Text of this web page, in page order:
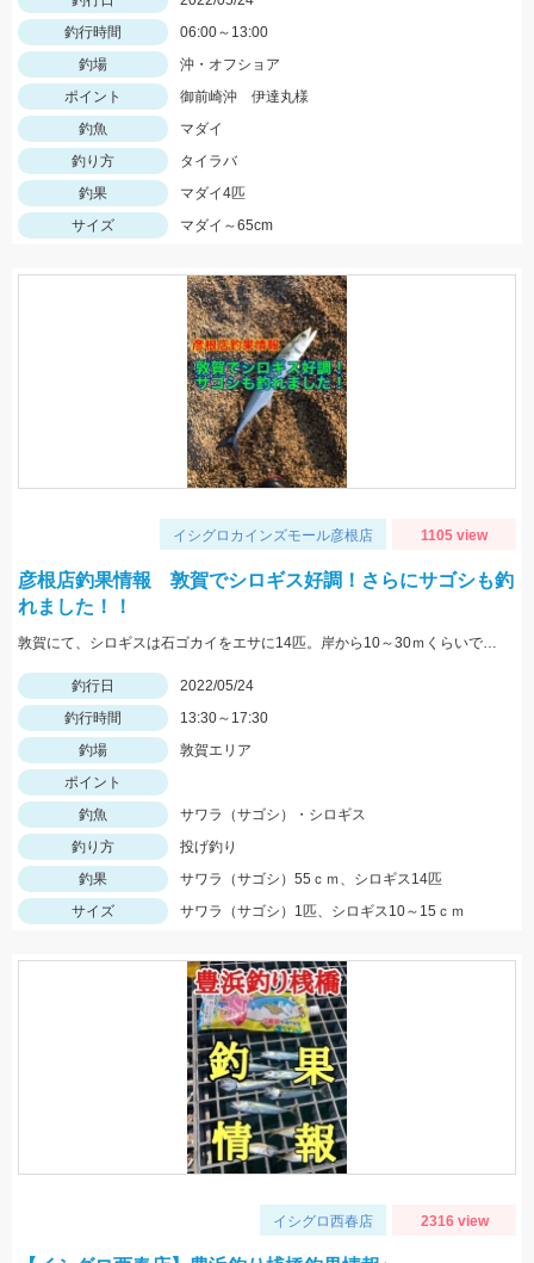
釣行時間
06:00～13:00
釣場
沖・オフショア
ポイント
御前崎沖 伊達丸様
釣魚
マダイ
釣り方
タイラバ
釣果
マダイ4匹
サイズ
マダイ～65cm
イシグロカインズモール彦根店 1105 view
彦根店釣果情報 敦賀でシロギス好調！さらにサゴシも釣
れました！！
敦賀にて、シロギスは石ゴカイをエサに14匹。岸から10～30ｍくらいでもよく当たる。夕方にサゴシがヒット、ルアーはレンジバイブ55。
釣行日
2022/05/24
釣行時間
13:30～17:30
釣場
敦賀エリア
ポイント
釣魚
サワラ（サゴシ）・シロギス
釣り方
投げ釣り
釣果
サワラ（サゴシ）55ｃｍ、シロギス14匹
サイズ
サワラ（サゴシ）1匹、シロギス10～15ｃｍ
イシグロ西春店 2316 view